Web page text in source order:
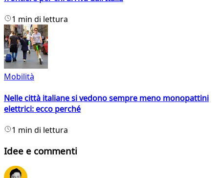
1 min di lettura
Mobilità
Nelle città italiane si vedono sempre meno monopattini
elettrici: ecco perché
1 min di lettura
Idee e commenti